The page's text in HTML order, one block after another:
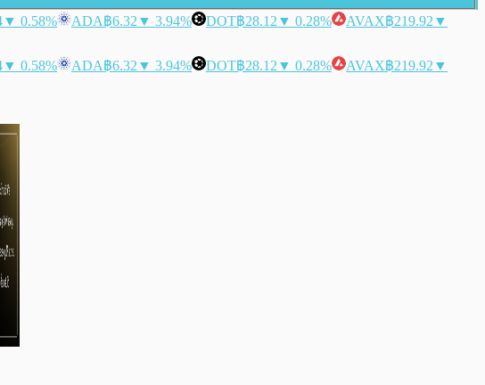
▼ 0.58% ADA฿6.32 ▼ 3.94% DOT฿28.12 ▼ 0.28% AVAX฿219.92 ▼
▼ 0.58% ADA฿6.32 ▼ 3.94% DOT฿28.12 ▼ 0.28% AVAX฿219.92 ▼